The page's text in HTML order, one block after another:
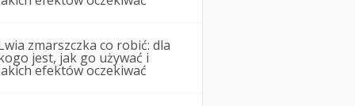
zmarszczka co robić: dla
jest, jak go używać i
efektów oczekiwać